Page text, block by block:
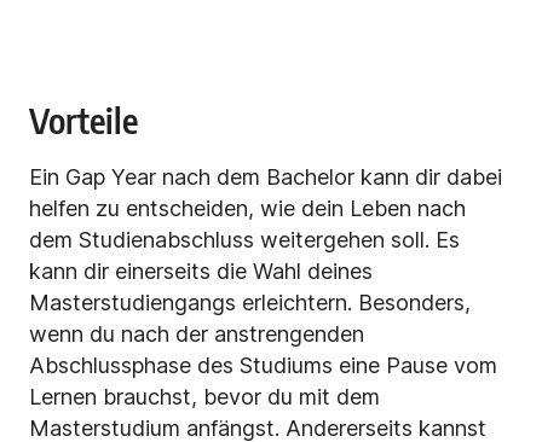
Vorteile
Ein Gap Year nach dem Bachelor kann dir dabei
helfen zu entscheiden, wie dein Leben nach
dem Studienabschluss weitergehen soll. Es
kann dir einerseits die Wahl deines
Masterstudiengangs erleichtern. Besonders,
wenn du nach der anstrengenden
Abschlussphase des Studiums eine Pause vom
Lernen brauchst, bevor du mit dem
Masterstudium anfängst. Andererseits kannst